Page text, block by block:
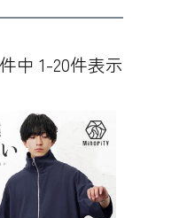
件中 1-20件表示